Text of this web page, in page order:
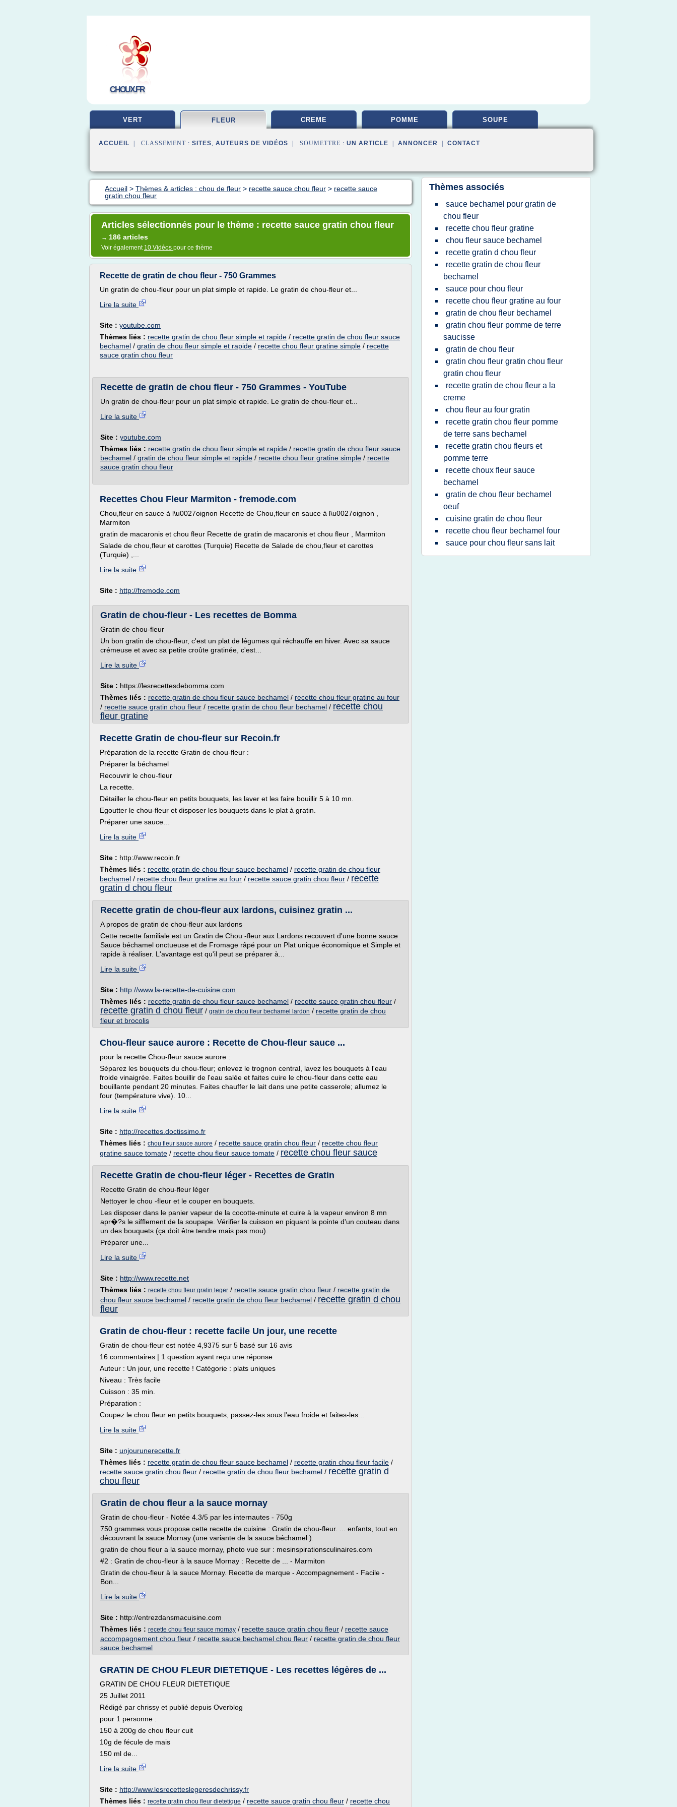
CHOUX.FR
VERT FLEUR CREME POMME SOUPE
ACCUEIL | CLASSEMENT : SITES, AUTEURS DE VIDÉOS | SOUMETTRE : UN ARTICLE ANNONCER CONTACT
Accueil > Thèmes & articles : chou de fleur > recette sauce chou fleur > recette sauce
gratin chou fleur
Articles sélectionnés pour le thème : recette sauce gratin chou fleur
→ 186 articles
Voir également 10 Vidéos pour ce thème
Recette de gratin de chou fleur - 750 Grammes
Un gratin de chou-fleur pour un plat simple et rapide. Le gratin de chou-fleur et...
Lire la suite
Site : youtube.com
Thèmes liés : recette gratin de chou fleur simple et rapide / recette gratin de chou fleur sauce
bechamel / gratin de chou fleur simple et rapide / recette chou fleur gratine simple / recette
sauce gratin chou fleur
Recette de gratin de chou fleur - 750 Grammes - YouTube
Un gratin de chou-fleur pour un plat simple et rapide. Le gratin de chou-fleur et...
Lire la suite
Site : youtube.com
Thèmes liés : recette gratin de chou fleur simple et rapide / recette gratin de chou fleur sauce
bechamel / gratin de chou fleur simple et rapide / recette chou fleur gratine simple / recette
sauce gratin chou fleur
Recettes Chou Fleur Marmiton - fremode.com
Chou,fleur en sauce à l\u0027oignon Recette de Chou,fleur en sauce à l\u0027oignon ,
Marmiton
gratin de macaronis et chou fleur Recette de gratin de macaronis et chou fleur , Marmiton
Salade de chou,fleur et carottes (Turquie) Recette de Salade de chou,fleur et carottes
(Turquie) ,...
Lire la suite
Site : http://fremode.com
Gratin de chou-fleur - Les recettes de Bomma
Gratin de chou-fleur
Un bon gratin de chou-fleur, c'est un plat de légumes qui réchauffe en hiver. Avec sa sauce
crémeuse et avec sa petite croûte gratinée, c'est...
Lire la suite
Site : https://lesrecettesdebomma.com
Thèmes liés : recette gratin de chou fleur sauce bechamel / recette chou fleur gratine au four
/ recette sauce gratin chou fleur / recette gratin de chou fleur bechamel / recette chou
fleur gratine
Recette Gratin de chou-fleur sur Recoin.fr
Préparation de la recette Gratin de chou-fleur :
Préparer la béchamel
Recouvrir le chou-fleur
La recette.
Détailler le chou-fleur en petits bouquets, les laver et les faire bouillir 5 à 10 mn.
Egoutter le chou-fleur et disposer les bouquets dans le plat à gratin.
Préparer une sauce...
Lire la suite
Site : http://www.recoin.fr
Thèmes liés : recette gratin de chou fleur sauce bechamel / recette gratin de chou fleur
bechamel / recette chou fleur gratine au four / recette sauce gratin chou fleur / recette
gratin d chou fleur
Recette gratin de chou-fleur aux lardons, cuisinez gratin ...
A propos de gratin de chou-fleur aux lardons
Cette recette familiale est un Gratin de Chou -fleur aux Lardons recouvert d'une bonne sauce
Sauce béchamel onctueuse et de Fromage râpé pour un Plat unique économique et Simple et
rapide à réaliser. L'avantage est qu'il peut se préparer à...
Lire la suite
Site : http://www.la-recette-de-cuisine.com
Thèmes liés : recette gratin de chou fleur sauce bechamel / recette sauce gratin chou fleur /
recette gratin d chou fleur / gratin de chou fleur bechamel lardon / recette gratin de chou
fleur et brocolis
Chou-fleur sauce aurore : Recette de Chou-fleur sauce ...
pour la recette Chou-fleur sauce aurore :
Séparez les bouquets du chou-fleur; enlevez le trognon central, lavez les bouquets à l'eau
froide vinaigrée. Faites bouillir de l'eau salée et faites cuire le chou-fleur dans cette eau
bouillante pendant 20 minutes. Faites chauffer le lait dans une petite casserole; allumez le
four (température vive). 10...
Lire la suite
Site : http://recettes.doctissimo.fr
Thèmes liés : chou fleur sauce aurore / recette sauce gratin chou fleur / recette chou fleur
gratine sauce tomate / recette chou fleur sauce tomate / recette chou fleur sauce
Recette Gratin de chou-fleur léger - Recettes de Gratin
Recette Gratin de chou-fleur léger
Nettoyer le chou -fleur et le couper en bouquets.
Les disposer dans le panier vapeur de la cocotte-minute et cuire à la vapeur environ 8 mn
apr�?s le sifflement de la soupape. Vérifier la cuisson en piquant la pointe d'un couteau dans
un des bouquets (ça doit être tendre mais pas mou).
Préparer une...
Lire la suite
Site : http://www.recette.net
Thèmes liés : recette chou fleur gratin leger / recette sauce gratin chou fleur / recette gratin de
chou fleur sauce bechamel / recette gratin de chou fleur bechamel / recette gratin d chou
fleur
Gratin de chou-fleur : recette facile Un jour, une recette
Gratin de chou-fleur est notée 4,9375 sur 5 basé sur 16 avis
16 commentaires | 1 question ayant reçu une réponse
Auteur : Un jour, une recette ! Catégorie : plats uniques
Niveau : Très facile
Cuisson : 35 min.
Préparation :
Coupez le chou fleur en petits bouquets, passez-les sous l'eau froide et faites-les...
Lire la suite
Site : unjourunerecette.fr
Thèmes liés : recette gratin de chou fleur sauce bechamel / recette gratin chou fleur facile /
recette sauce gratin chou fleur / recette gratin de chou fleur bechamel / recette gratin d
chou fleur
Gratin de chou fleur a la sauce mornay
Gratin de chou-fleur - Notée 4.3/5 par les internautes - 750g
750 grammes vous propose cette recette de cuisine : Gratin de chou-fleur. ... enfants, tout en
découvrant la sauce Mornay (une variante de la sauce béchamel ).
gratin de chou fleur a la sauce mornay, photo vue sur : mesinspirationsculinaires.com
#2 : Gratin de chou-fleur à la sauce Mornay : Recette de ... - Marmiton
Gratin de chou-fleur à la sauce Mornay. Recette de marque - Accompagnement - Facile -
Bon...
Lire la suite
Site : http://entrezdansmacuisine.com
Thèmes liés : recette chou fleur sauce mornay / recette sauce gratin chou fleur / recette sauce
accompagnement chou fleur / recette sauce bechamel chou fleur / recette gratin de chou fleur
sauce bechamel
GRATIN DE CHOU FLEUR DIETETIQUE - Les recettes légères de ...
GRATIN DE CHOU FLEUR DIETETIQUE
25 Juillet 2011
Rédigé par chrissy et publié depuis Overblog
pour 1 personne :
150 à 200g de chou fleur cuit
10g de fécule de mais
150 ml de...
Lire la suite
Site : http://www.lesrecetteslegeresdechrissy.fr
Thèmes liés : recette gratin chou fleur dietetique / recette sauce gratin chou fleur / recette chou
Thèmes associés
sauce bechamel pour gratin de
chou fleur
recette chou fleur gratine
chou fleur sauce bechamel
recette gratin d chou fleur
recette gratin de chou fleur
bechamel
sauce pour chou fleur
recette chou fleur gratine au four
gratin de chou fleur bechamel
gratin chou fleur pomme de terre
saucisse
gratin de chou fleur
gratin chou fleur gratin chou fleur
gratin chou fleur
recette gratin de chou fleur a la
creme
chou fleur au four gratin
recette gratin chou fleur pomme
de terre sans bechamel
recette gratin chou fleurs et
pomme terre
recette choux fleur sauce
bechamel
gratin de chou fleur bechamel
oeuf
cuisine gratin de chou fleur
recette chou fleur bechamel four
sauce pour chou fleur sans lait